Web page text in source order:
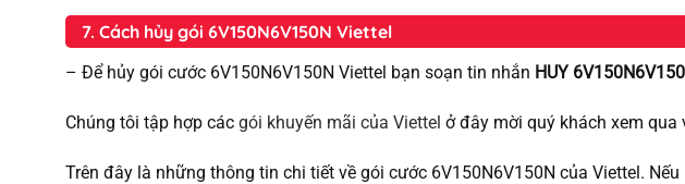
7. Cách hủy gói 6V150N6V150N Viettel
– Để hủy gói cước 6V150N6V150N Viettel bạn soạn tin nhắn HUY
Chúng tôi tập hợp cácgói khuyến mãi của Viettel ở đây mời quý khách xem qua
Trên đây là những thông tin chi tiết về gói cước 6V150N6V150N của Viettel.